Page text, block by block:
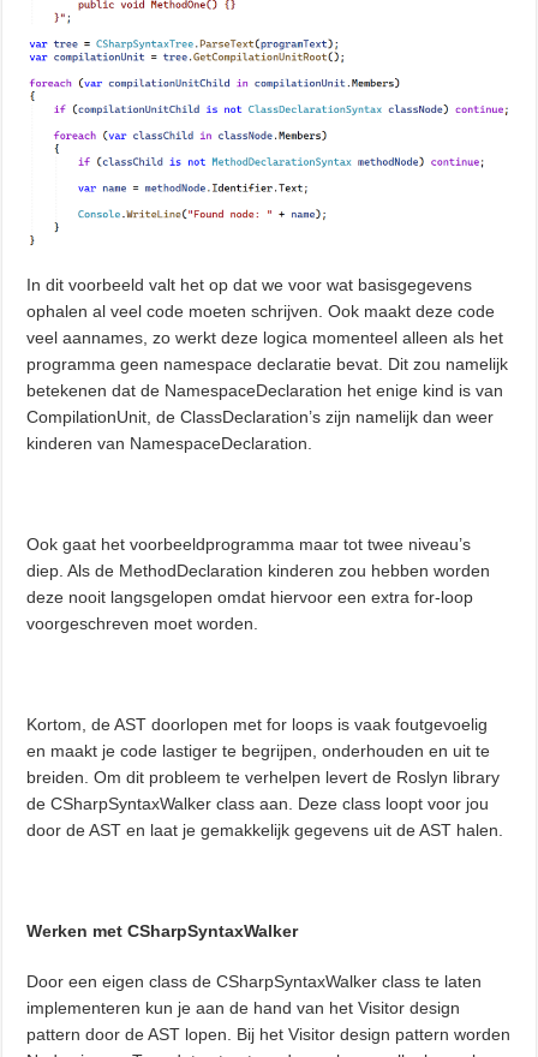
In dit voorbeeld valt het op dat we voor wat basisgegevens
ophalen al veel code moeten schrijven. Ook maakt deze code
veel aannames, zo werkt deze logica momenteel alleen als het
programma geen namespace declaratie bevat. Dit zou namelijk
betekenen dat de NamespaceDeclaration het enige kind is van
CompilationUnit, de ClassDeclaration’s zijn namelijk dan weer
kinderen van NamespaceDeclaration.
Ook gaat het voorbeeldprogramma maar tot twee niveau’s
diep. Als de MethodDeclaration kinderen zou hebben worden
deze nooit langsgelopen omdat hiervoor een extra for-loop
voorgeschreven moet worden.
Kortom, de AST doorlopen met for loops is vaak foutgevoelig
en maakt je code lastiger te begrijpen, onderhouden en uit te
breiden. Om dit probleem te verhelpen levert de Roslyn library
de CSharpSyntaxWalker class aan. Deze class loopt voor jou
door de AST en laat je gemakkelijk gegevens uit de AST halen.
Werken met CSharpSyntaxWalker
Door een eigen class de CSharpSyntaxWalker class te laten
implementeren kun je aan de hand van het Visitor design
pattern door de AST lopen. Bij het Visitor design pattern worden